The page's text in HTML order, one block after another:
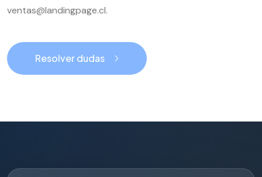
ventas@landingpage.cl.
Resolver dudas